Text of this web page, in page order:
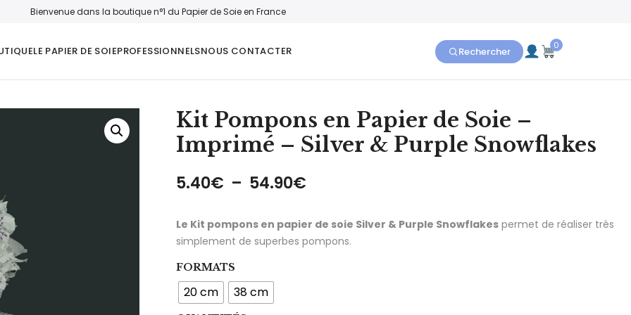
Bienvenue dans la boutique n°1 du Papier de Soie en France
LE PAPIER DE SOIEPROFESSIONNELSNOUS CONTACTER Rechercher 0
Kit Pompons en Papier de Soie –
Imprimé – Silver & Purple Snowflakes
5.40€ – 54.90€
Le Kit pompons en papier de soie Silver & Purple Snowflakes permet de réaliser très
simplement de superbes pompons.
FORMATS
20 cm 38 cm